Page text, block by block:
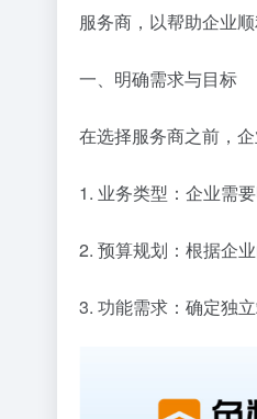
服务商，以帮助企业顺
一、明确需求与目标
在选择服务商之前，
1. 业务类型：企业需
2. 预算规划：根据企
3. 功能需求：确定独